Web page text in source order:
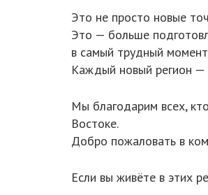
Это не просто новые
Это — больше
в самый трудный
Каждый новый регион —
Мы благодарим всех,
Востоке.
Добро пожаловать в
Если вы живёте в этих